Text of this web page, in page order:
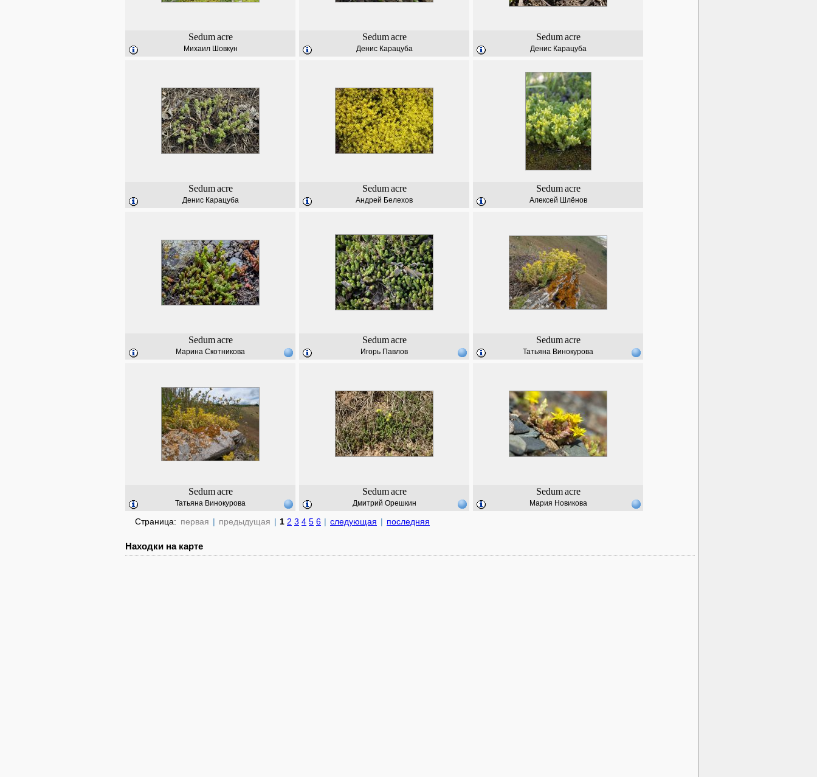
Sedum acre
Михаил Шовкун
Sedum acre
Денис Карацуба
Sedum acre
Денис Карацуба
Sedum acre
Денис Карацуба
Sedum acre
Андрей Белехов
Sedum acre
Алексей Шлёнов
Sedum acre
Марина Скотникова
Sedum acre
Игорь Павлов
Sedum acre
Татьяна Винокурова
Sedum acre
Татьяна Винокурова
Sedum acre
Дмитрий Орешкин
Sedum acre
Мария Новикова
Страница: первая | предыдущая | 1 2 3 4 5 6 | следующая | последняя
Находки на карте